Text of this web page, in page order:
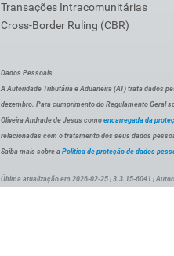
Transações Intracomunitárias
Cross-Border Ruling (CBR)
Dados Pessoais
A Autoridade Tributária e Aduaneira (AT) trata dados
dezembro. Para cumprimento do Regulamento Geral
Oliveira Andrade de Jesus como encarregada da
relacionadas com o tratamento dos seus dados
Saiba mais sobre a Política de proteção de dados
Última atualização em 2026-02-25 | 3.3.15-6041 |